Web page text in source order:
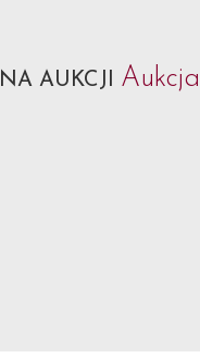
NA AUKCJI